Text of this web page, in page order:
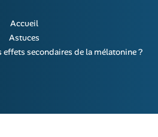
Accueil
Astuces
effets secondaires de la mélatonine ?